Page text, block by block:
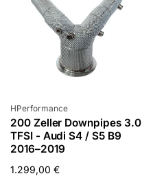
Anbieter:
HPerformance
200 Zeller Downpipes 3.0
TFSI - Audi S4 / S5 B9
2016–2019
Normaler
1.299,00 €